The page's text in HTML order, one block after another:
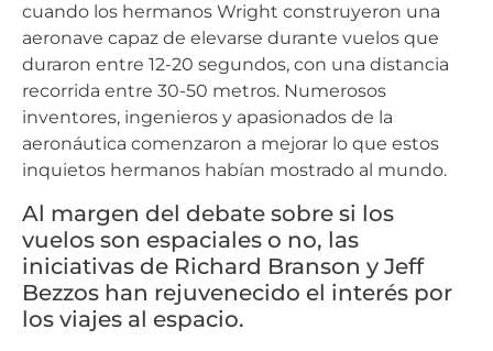
cuando los hermanos Wright construyeron una
aeronave capaz de elevarse durante vuelos que
duraron entre 12-20 segundos, con una distancia
recorrida entre 30-50 metros. Numerosos
inventores, ingenieros y apasionados de la
aeronáutica comenzaron a mejorar lo que estos
inquietos hermanos habían mostrado al mundo.
Al margen del debate sobre si los
vuelos son espaciales o no, las
iniciativas de Richard Branson y Jeff
Bezzos han rejuvenecido el interés por
los viajes al espacio.